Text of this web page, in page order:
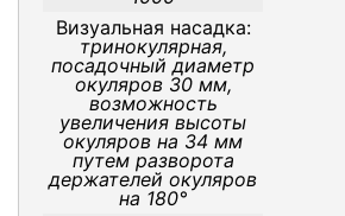
Визуальная насадка:
тринокулярная,
посадочный диаметр
окуляров 30 мм,
возможность
увеличения высоты
окуляров на 34 мм
путем разворота
держателей окуляров
на 180°